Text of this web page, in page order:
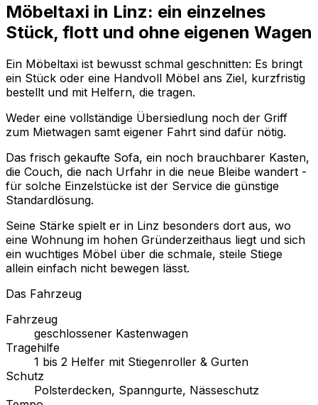
Möbeltaxi in Linz: ein einzelnes
Stück, flott und ohne eigenen Wagen
Ein Möbeltaxi ist bewusst schmal geschnitten: Es bringt
ein Stück oder eine Handvoll Möbel ans Ziel, kurzfristig
bestellt und mit Helfern, die tragen.
Weder eine vollständige Übersiedlung noch der Griff
zum Mietwagen samt eigener Fahrt sind dafür nötig.
Das frisch gekaufte Sofa, ein noch brauchbarer Kasten,
die Couch, die nach Urfahr in die neue Bleibe wandert -
für solche Einzelstücke ist der Service die günstige
Standardlösung.
Seine Stärke spielt er in Linz besonders dort aus, wo
eine Wohnung im hohen Gründerzeithaus liegt und sich
ein wuchtiges Möbel über die schmale, steile Stiege
allein einfach nicht bewegen lässt.
Das Fahrzeug
Fahrzeug
geschlossener Kastenwagen
Tragehilfe
1 bis 2 Helfer mit Stiegenroller & Gurten
Schutz
Polsterdecken, Spanngurte, Nässeschutz